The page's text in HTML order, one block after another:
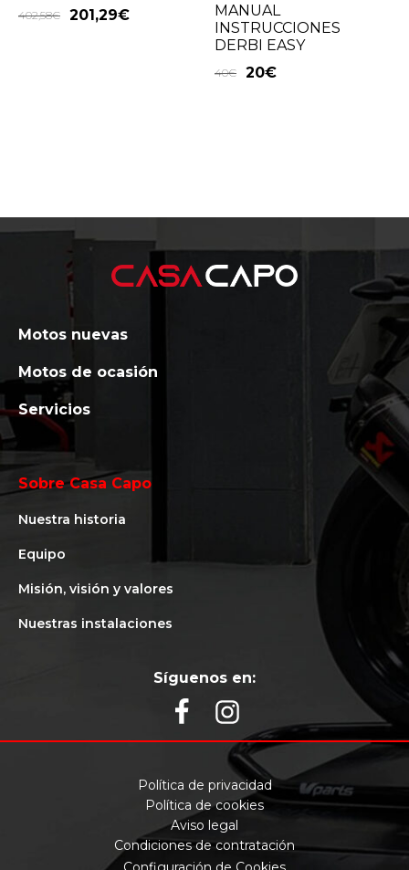
402,58€ 201,29€
MANUAL
INSTRUCCIONES
DERBI EASY
40€ 20€
Motos nuevas
Motos de ocasión
Servicios
Sobre Casa Capo
Nuestra historia
Equipo
Misión, visión y valores
Nuestras instalaciones
Síguenos en:
Política de privacidad
Política de cookies
Aviso legal
Condiciones de contratación